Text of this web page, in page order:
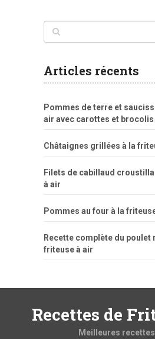
Articles récents
Pommes de terre et
air avec carottes et brocolis
Châtaignes grillées à la
Filets de cabillaud
à air
Pommes au four à la
Recette complète du poulet
friteuse à air
Recettes de
Meilleures